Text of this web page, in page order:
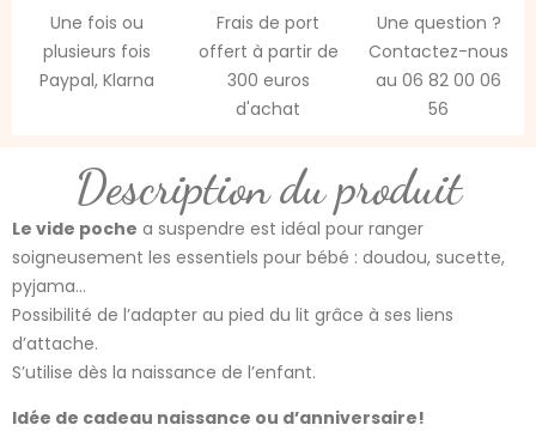
Une fois ou
plusieurs fois
Paypal, Klarna
Frais de port
offert à partir de
300 euros
d'achat
Une question ?
Contactez-nous
au 06 82 00 06
56
Description du produit
Le vide poche a suspendre est idéal pour ranger
soigneusement les essentiels pour bébé : doudou, sucette,
pyjama…
Possibilité de l’adapter au pied du lit grâce à ses liens
d’attache.
S’utilise dès la naissance de l’enfant.
Idée de cadeau naissance ou d’anniversaire!